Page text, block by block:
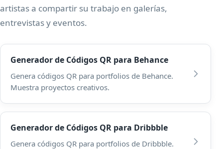
artistas a compartir su trabajo en galerías,
entrevistas y eventos.
Generador de Códigos QR para Behance
Genera códigos QR para portfolios de Behance.
Muestra proyectos creativos.
Generador de Códigos QR para Dribbble
Genera códigos QR para portfolios de Dribbble.